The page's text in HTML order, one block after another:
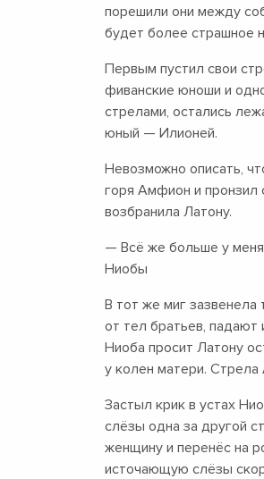
порешили они между
будет более страшное
Первым пустил свои
фиванские юноши и
стрелами, остались
юный — Илионей.
Невозможно описать,
горя Амфион и пронзил
возбранила Латону.
— Всё же больше у
Ниобы
В тот же миг
от тел братьев,
Ниоба просит Латону
у колен матери.
Застыл крик в устах
слёзы одна за другой
женщину и перенёс на
источающую слёзы